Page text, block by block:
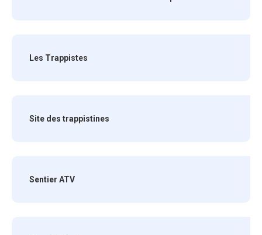
Les Trappistes
Site des trappistines
Sentier ATV